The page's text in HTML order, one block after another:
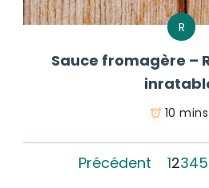
R
Sauce fromagère –
10 mins
Précédent 12345